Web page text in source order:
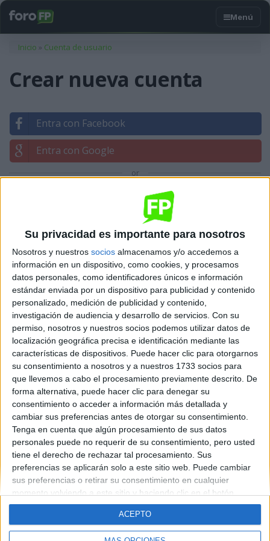
Su privacidad es importante para nosotros
Nosotros y nuestros socios almacenamos y/o accedemos a
información en un dispositivo, como cookies, y procesamos
datos personales, como identificadores únicos e información
estándar enviada por un dispositivo para publicidad y contenido
personalizado, medición de publicidad y contenido,
investigación de audiencia y desarrollo de servicios. Con su
permiso, nosotros y nuestros socios podemos utilizar datos de
localización geográfica precisa e identificación mediante las
características de dispositivos. Puede hacer clic para otorgarnos
su consentimiento a nosotros y a nuestros 1733 socios para
que llevemos a cabo el procesamiento previamente descrito. De
forma alternativa, puede hacer clic para denegar su
consentimiento o acceder a información más detallada y
cambiar sus preferencias antes de otorgar su consentimiento.
Tenga en cuenta que algún procesamiento de sus datos
personales puede no requerir de su consentimiento, pero usted
tiene el derecho de rechazar tal procesamiento. Sus
preferencias se aplicarán solo a este sitio web. Puede cambiar
sus preferencias o retirar su consentimiento en cualquier
momento volviendo a este sitio y haciendo clic en el botón
"Privacidad" en la parte inferior de la página web.
ACEPTO
Usted está aquí
Inicio » Cuenta de usuario
Crear nueva cuenta
Entra con Facebook
Entra con Google
or
Contáctanos
Dirección: Diego de León 47, 28006 Madrid
Phone: +34 91 593 2767
Email: info@forofp.es
Información legal
Política de privacidad
Condiciones generales de contratación
Política de cookies
© Compás Mediterráneo SL. Todos los derechos reservados.